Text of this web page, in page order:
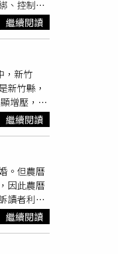
場除了要
靠而產生
。新北市
，隨著
規劃，
建議獨
要時可透
，不僅能
、控制行
三百多部
枋山鄉的
男交情
內狀況
林男藏
屏東住處
沒，經突
林男拘提
全程低
位於枋
，專案
繼續閱讀
，新竹
新竹縣，
增壓，晚
逐漸向周
惠於新竹
價；嘉
，房貸規
，而非六
1500
業與自住
在40~50
市購屋偏
繼續閱讀
。但農曆
因此農曆
讀者利用
人氣衰
比平常時
心住進
繼續閱讀